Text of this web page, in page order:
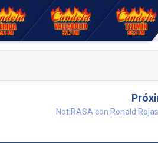
NotiRASA con Ronald